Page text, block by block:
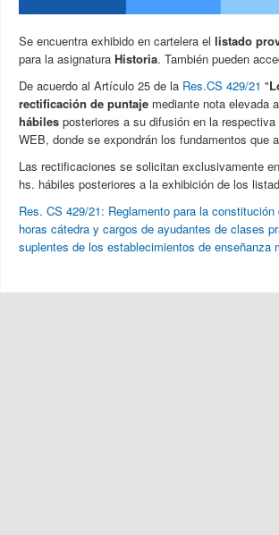
Se encuentra exhibido en cartelera el listado
para la asignatura Historia. También pueden
De acuerdo al Artículo 25 de la Res.CS 429/21 "
rectificación de puntaje mediante nota elevada
hábiles posteriores a su difusión en la
WEB, donde se expondrán los fundamentos
Las rectificaciones se solicitan exclusivamente
hs. hábiles posteriores a la exhibición de los
Res. CS 429/21: Reglamento para la
horas cátedra y cargos de ayudantes de clases
suplentes de los establecimientos de enseñanza